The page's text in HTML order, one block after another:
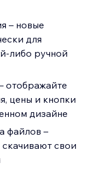
– новые
для
либо ручной
отображайте
цены и кнопки
дизайне
файлов –
свои